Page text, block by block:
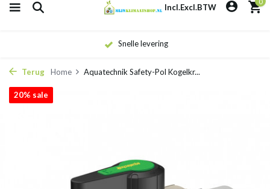
Incl.Excl.BTW
Terug Home Aquatechnik Safety-Pol Kogelkr...
20% sale